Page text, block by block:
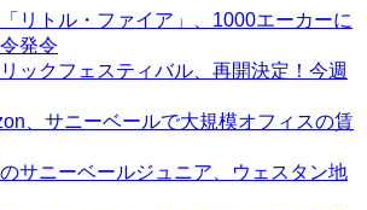
リトル・ファイア」、1000エーカーに
発令
ックフェスティバル、再開決定！今週
、サニーベールで大規模オフィスの賃
サニーベールジュニア、ウェスタン地